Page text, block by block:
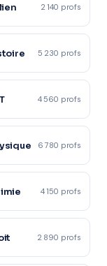
2 140 profs
5 230 profs
4 560 profs
6 780 profs
4 150 profs
2 890 profs